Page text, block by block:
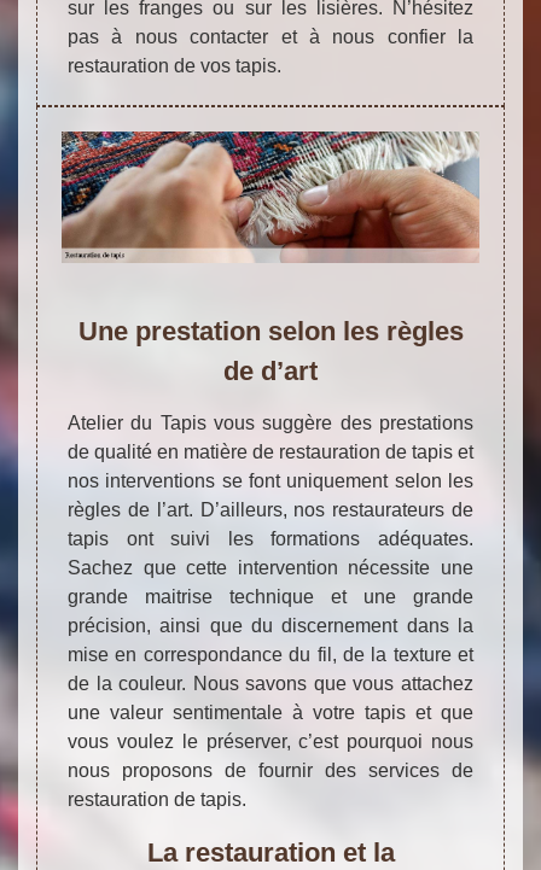
sur les franges ou sur les lisières. N’hésitez
pas à nous contacter et à nous confier la
restauration de vos tapis.
Une prestation selon les règles
de d’art
Atelier du Tapis vous suggère des prestations
de qualité en matière de restauration de tapis et
nos interventions se font uniquement selon les
règles de l’art. D’ailleurs, nos restaurateurs de
tapis ont suivi les formations adéquates.
Sachez que cette intervention nécessite une
grande maitrise technique et une grande
précision, ainsi que du discernement dans la
mise en correspondance du fil, de la texture et
de la couleur. Nous savons que vous attachez
une valeur sentimentale à votre tapis et que
vous voulez le préserver, c’est pourquoi nous
nous proposons de fournir des services de
restauration de tapis.
La restauration et la